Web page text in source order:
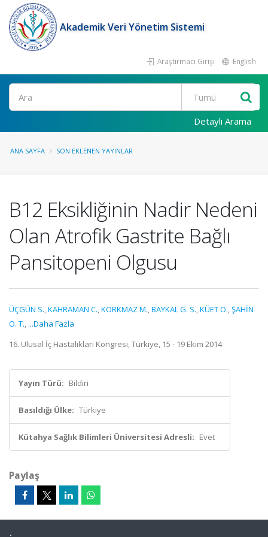
Akademik Veri Yönetim Sistemi
Araştırmacı Girişi English
Ara
Detaylı Arama
ANA SAYFA SON EKLENEN YAYINLAR
B12 Eksikliğinin Nadir Nedeni
Olan Atrofik Gastrite Bağlı
Pansitopeni Olgusu
ÜÇGÜN S.,KAHRAMAN C.,KORKMAZ M.,BAYKAL G. S.,KÜET O.,ŞAHİN
O. T., ...Daha Fazla
16. Ulusal İç Hastalıkları Kongresi, Türkiye, 15 - 19 Ekim 2014
Yayın Türü: Bildiri
Basıldığı Ülke: Türkiye
Kütahya Sağlık Bilimleri Üniversitesi Adresli: Evet
Paylaş